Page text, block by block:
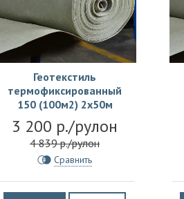
Геотекстиль
термофиксированный
150 (100м2) 2х50м
3 200 р./рулон
4 839 р./рулон
Сравнить